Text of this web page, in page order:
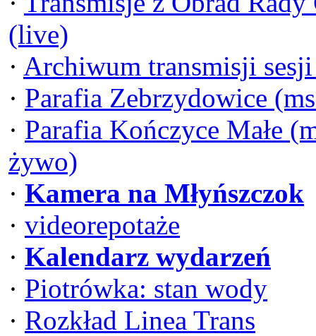
(live)
· Archiwum transmisji
· Parafia Zebrzydowice
· Parafia Kończyce Małe
żywo)
· Kamera na Młyńszczok
· videorepotaże
· Kalendarz wydarzeń
· Piotrówka: stan wody
· Rozkład Linea Trans